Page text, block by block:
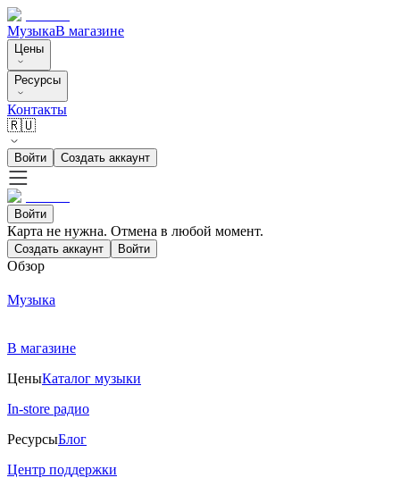
МузыкаВ магазине
Цены
Ресурсы
Контакты
🇷🇺
Войти Создать аккаунт
Войти
Карта не нужна. Отмена в любой момент.
Создать аккаунт Войти
Обзор
Музыка
В магазине
ЦеныКаталог музыки
In-store радио
РесурсыБлог
Центр поддержки